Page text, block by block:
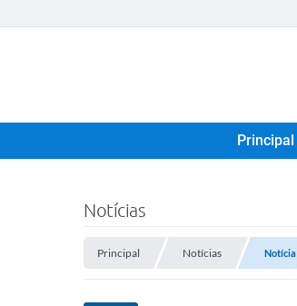
Principal
Notícias
Principal Notícias Notícia